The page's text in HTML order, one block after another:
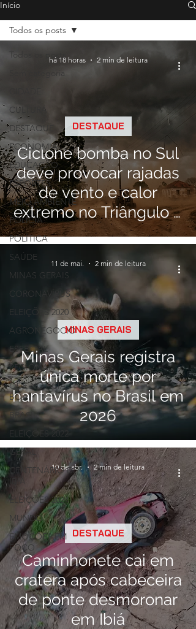
Início
Todos os posts
Sem categoria
CULTURA
DESTAQUE
ECONOMIA
EDUCAÇÃO
ESPORTES
MEIO AMBIENTE
POLÍCIA
POLÍTICA
SAÚDE
MINAS GERAIS
CORONAVÍRUS
ELEIÇÕES 2020
AGRONEGÓCIO
ESPECIAL
REGIONAIS
QUE NOTÍCIA
BOA!
BRASIL
ELEIÇÕES 2022
GERAL
CENTENÁRIO DE
IBIÁ
ELEIÇÕES 2024
MUNDO
EMOÇÕES EM
FOCO
Todos os posts
Ciclone bomba no Sul
deve provocar rajadas
de vento e calor
extremo no Triângulo e
Alto Paranaíba
DESTAQUE
há 18 horas 2 min de leitura
Minas Gerais registra
única morte por
hantavírus no Brasil em
2026
MINAS GERAIS
11 de mai. 2 min de leitura
Caminhonete cai em
cratera após cabeceira
de ponte desmoronar
em Ibiá
DESTAQUE
10 de abr. 2 min de leitura